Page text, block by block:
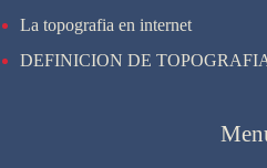
La topografia en internet
DEFINICION DE